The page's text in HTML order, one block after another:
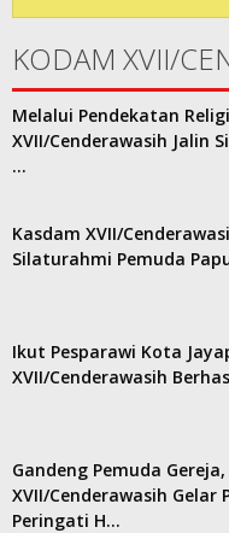
KODAM XVII/
Melalui Pendekatan
XVII/Cenderawasih Jalin
…
Kasdam XVII/
Silaturahmi Pemuda
Ikut Pesparawi Kota
XVII/Cenderawasih
Gandeng Pemuda
XVII/Cenderawasih Gelar
Peringati H…